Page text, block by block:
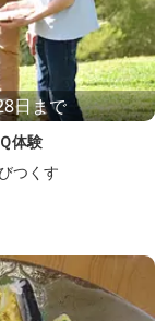
日まで
体験
つくす